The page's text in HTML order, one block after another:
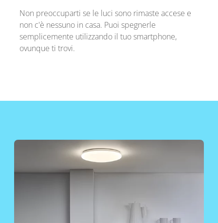
Non preoccuparti se le luci sono rimaste accese e
non c'è nessuno in casa. Puoi spegnerle
semplicemente utilizzando il tuo smartphone,
ovunque ti trovi.